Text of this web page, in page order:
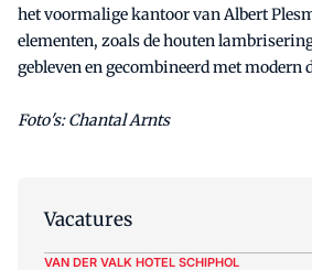
het voormalige kantoor van Albert
elementen, zoals de houten
gebleven en gecombineerd met modern
Foto's: Chantal Arnts
Vacatures
VAN DER VALK HOTEL SCHIPHOL